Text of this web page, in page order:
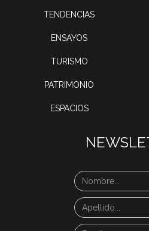
TENDENCIAS
ENSAYOS
TURISMO
PATRIMONIO
ESPACIOS